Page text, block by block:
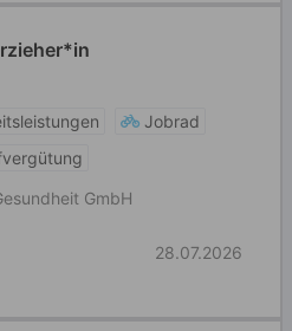
Jobrad
GmbH
28.07.2026